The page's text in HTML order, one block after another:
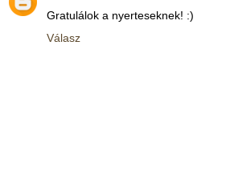
Gratulálok a nyerteseknek! :)
Válasz